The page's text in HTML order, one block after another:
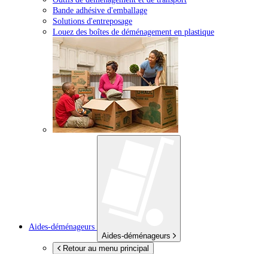
Bande adhésive d'emballage
Solutions d'entreposage
Louez des boîtes de déménagement en plastique
Aides-déménageurs
Aides-déménageurs
Retour au menu principal